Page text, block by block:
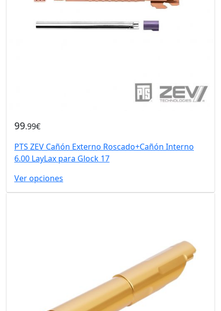
99.99€
PTS ZEV Cañón Externo Roscado+Cañón Interno
6.00 LayLax para Glock 17
Ver opciones